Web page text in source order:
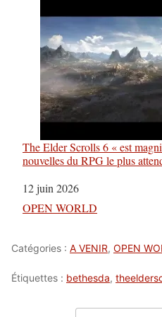
The Elder Scrolls 6 « est
nouvelles du RPG le plus
Date
12 juin 2026
Par rapport à
OPEN WORLD
Catégories : A VENIR, OPEN
Étiquettes : bethesda,